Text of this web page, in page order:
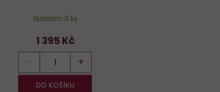
Skladem 0 ks
1 395 Kč
− +
DO KOŠÍKU